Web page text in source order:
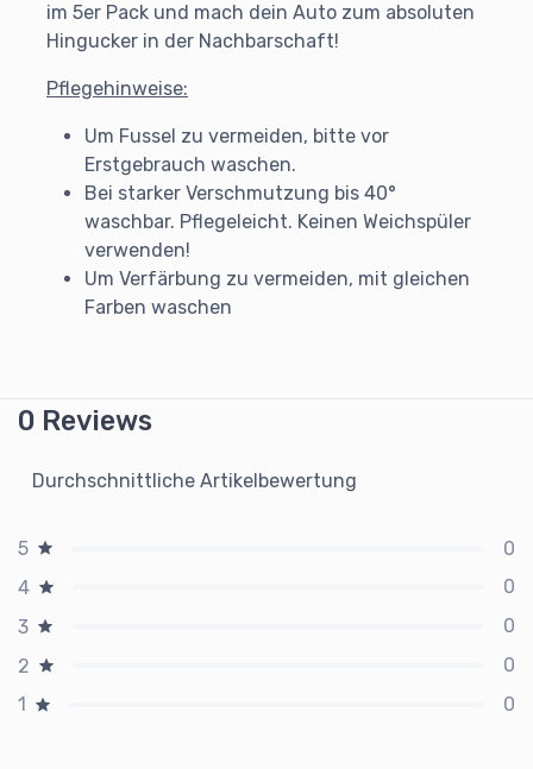
im 5er Pack und mach dein Auto zum absoluten
Hingucker in der Nachbarschaft!
Pflegehinweise:
Um Fussel zu vermeiden, bitte vor
Erstgebrauch waschen.
Bei starker Verschmutzung bis 40°
waschbar. Pflegeleicht. Keinen Weichspüler
verwenden!
Um Verfärbung zu vermeiden, mit gleichen
Farben waschen
0 Reviews
Durchschnittliche Artikelbewertung
5
0
4
0
3
0
2
0
1
0